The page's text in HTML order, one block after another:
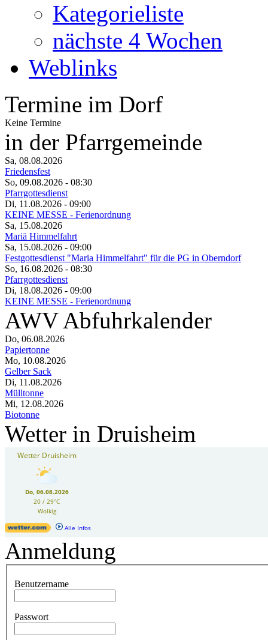
Kategorieliste
nächste 4 Wochen
Weblinks
Termine im Dorf
Keine Termine
in der Pfarrgemeinde
Sa, 08.08.2026
Friedensfest
So, 09.08.2026 - 08:30
Pfarrgottesdienst
Di, 11.08.2026 - 09:00
KEINE MESSE - Ferienordnung
Sa, 15.08.2026
Mariä Himmelfahrt
Sa, 15.08.2026 - 09:00
Festgottesdienst "Maria Himmelfahrt" für die PG in Oberndorf
So, 16.08.2026 - 08:30
Pfarrgottesdienst
Di, 18.08.2026 - 09:00
KEINE MESSE - Ferienordnung
AWV Abfuhrkalender
Do, 06.08.2026
Papiertonne
Mo, 10.08.2026
Gelber Sack
Di, 11.08.2026
Mülltonne
Mi, 12.08.2026
Biotonne
Wetter in Druisheim
Anmeldung
Benutzername
Passwort